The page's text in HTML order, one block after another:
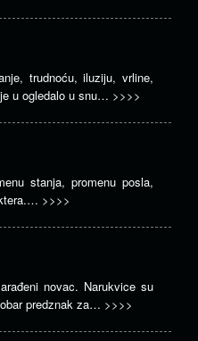
trudnoću, iluziju, vrline,
u ogledalo u snu… >>>>
stanja, promenu posla,
>>>>
novac. Narukvice su
predznak za… >>>>